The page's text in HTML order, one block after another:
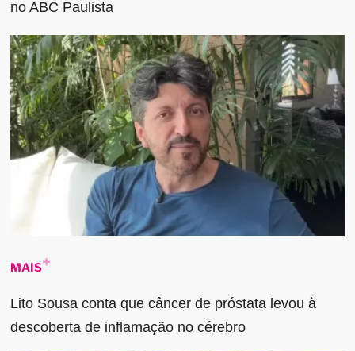
no ABC Paulista
MAIS
Lito Sousa conta que câncer de próstata levou à
descoberta de inflamação no cérebro